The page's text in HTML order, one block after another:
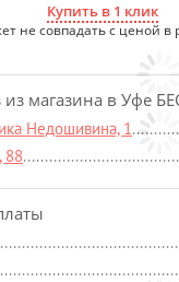
Купить в 1 клик
не совпадать с ценой в
магазина в Уфе
Недошивина, 1
88